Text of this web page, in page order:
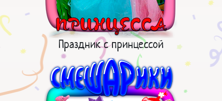
Праздник с принцессой